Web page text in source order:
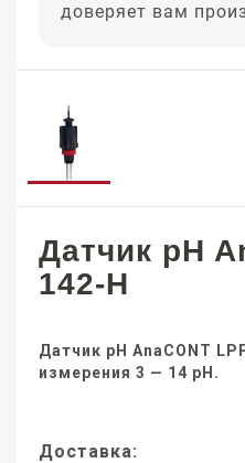
доверяет вам
Датчик pH
142-H
Датчик pH AnaCONT
измерения 3 — 14 pH.
Доставка: